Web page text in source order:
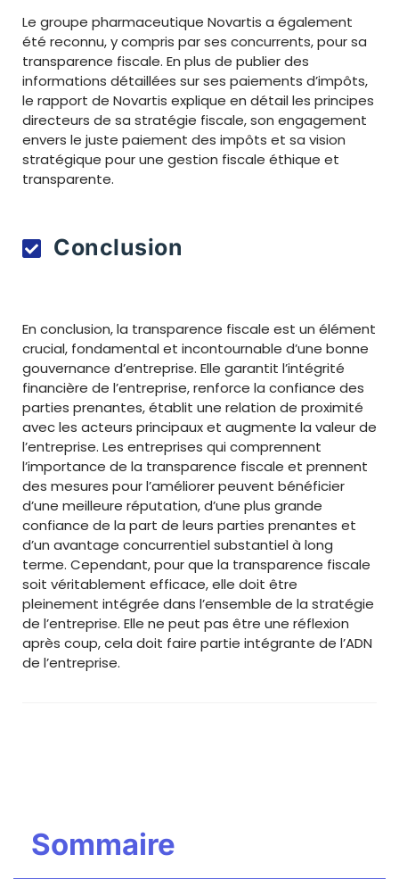
Le groupe pharmaceutique Novartis a également
été reconnu, y compris par ses concurrents, pour sa
transparence fiscale. En plus de publier des
informations détaillées sur ses paiements d’impôts,
le rapport de Novartis explique en détail les principes
directeurs de sa stratégie fiscale, son engagement
envers le juste paiement des impôts et sa vision
stratégique pour une gestion fiscale éthique et
transparente.
Conclusion
En conclusion, la transparence fiscale est un élément
crucial, fondamental et incontournable d’une bonne
gouvernance d’entreprise. Elle garantit l’intégrité
financière de l’entreprise, renforce la confiance des
parties prenantes, établit une relation de proximité
avec les acteurs principaux et augmente la valeur de
l’entreprise. Les entreprises qui comprennent
l’importance de la transparence fiscale et prennent
des mesures pour l’améliorer peuvent bénéficier
d’une meilleure réputation, d’une plus grande
confiance de la part de leurs parties prenantes et
d’un avantage concurrentiel substantiel à long
terme. Cependant, pour que la transparence fiscale
soit véritablement efficace, elle doit être
pleinement intégrée dans l’ensemble de la stratégie
de l’entreprise. Elle ne peut pas être une réflexion
après coup, cela doit faire partie intégrante de l’ADN
de l’entreprise.
Sommaire